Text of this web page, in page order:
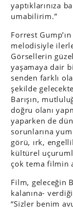
yaptıklarınıza
umabilirim.”
Forrest
melodisiyle
Görsellerin
yaşamaya dair
senden farklı
şekilde
Barışın,
doğru olanı
yaparken de
sorunlarına
görü, ırk,
kültürel
çok tema filmin
Film, geleceğin
kalanına-
“Sizler benim